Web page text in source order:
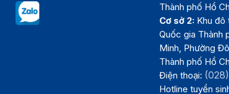
Thành phố Hồ
Cơ sở 2: Khu đô
Quốc gia Thành
Minh, Phường
Thành phố Hồ
Điện thoại:
Hotline tuyển